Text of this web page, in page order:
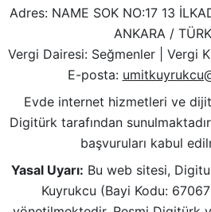
Adres: NAME SOK NO:17 13
ANKARA /
Vergi Dairesi: Seğmenler | Vergi
E-posta:
Evde internet hizmetleri ve
Digitürk tarafından
başvuruları kabul
Yasal Uyarı: Bu web sitesi,
Kuyrukcu (Bayi Kodu: